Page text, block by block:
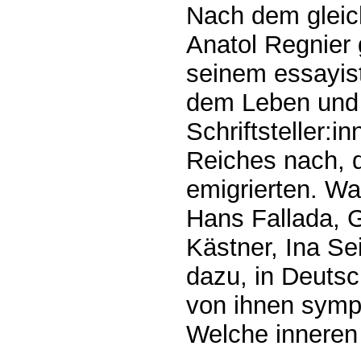
Nach dem
Anatol Regnier
seinem
dem Leben
Reiches nach,
emigrierten.
Hans Fallada,
Kästner, Ina
dazu, in
von ihnen
Welche